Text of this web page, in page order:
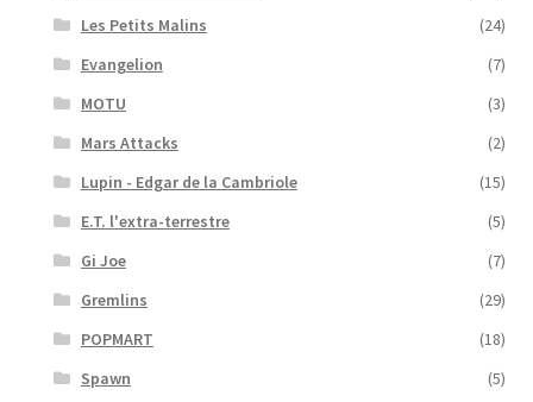
Les Petits Malins
(24)
Evangelion
(7)
MOTU
(3)
Mars Attacks
(2)
Lupin - Edgar de la Cambriole
(15)
E.T. l'extra-terrestre
(5)
Gi Joe
(7)
Gremlins
(29)
POPMART
(18)
Spawn
(5)